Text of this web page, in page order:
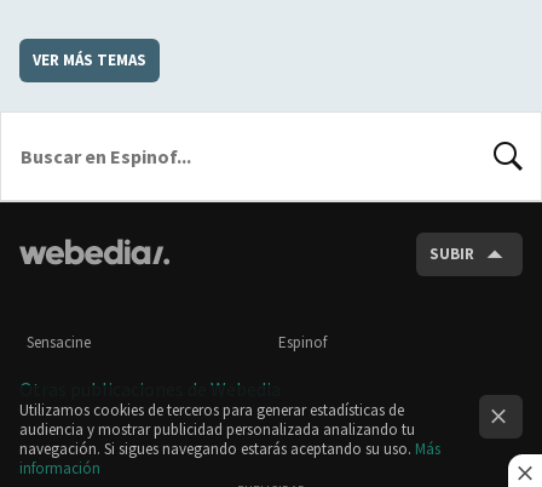
VER MÁS TEMAS
SUBIR
Sensacine Espinof
Otras publicaciones de Webedia
Utilizamos cookies de terceros para generar estadísticas de
audiencia y mostrar publicidad personalizada analizando tu
navegación. Si sigues navegando estarás aceptando su uso. Más
información